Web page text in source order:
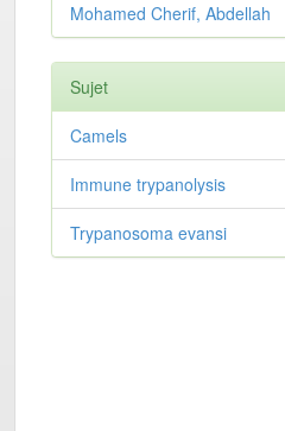
Mohamed Cherif, Abdellah
Sujet
Camels
Immune trypanolysis
Trypanosoma evansi